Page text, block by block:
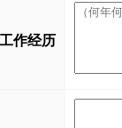
工作经历